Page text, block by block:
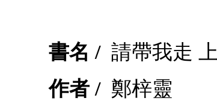
書名 / 請帶我走 上
作者 / 鄭梓靈